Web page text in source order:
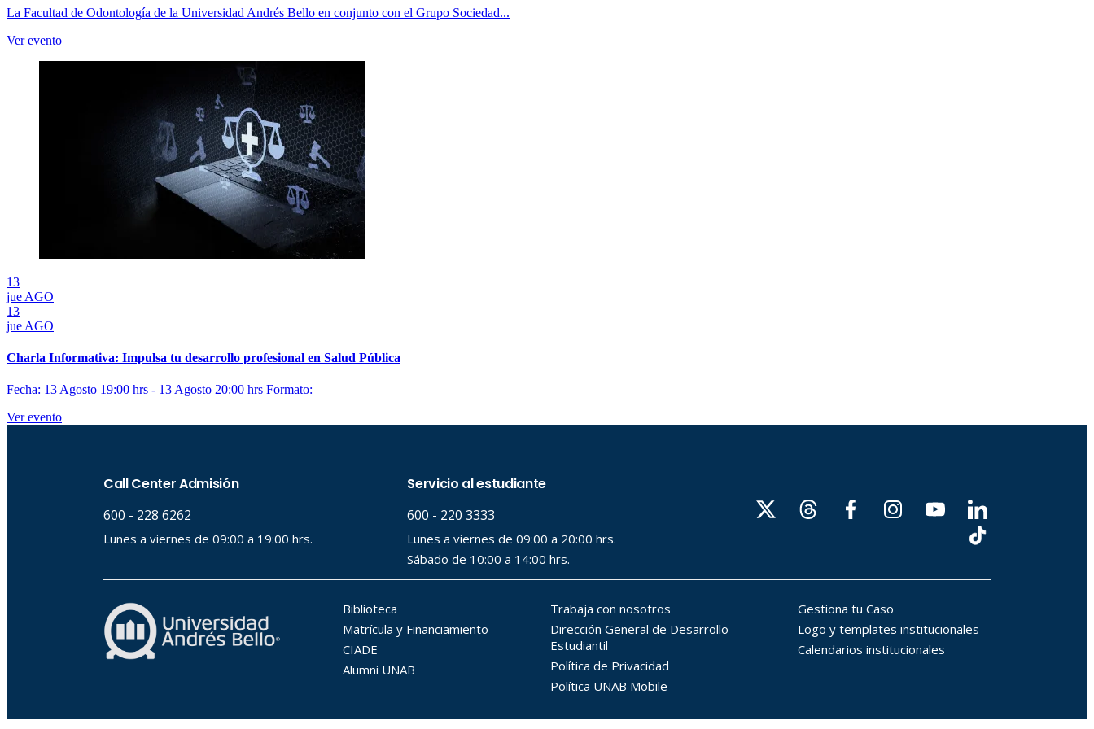
La Facultad de Odontología de la Universidad Andrés Bello en conjunto con el Grupo Sociedad...
Ver evento
13
jue AGO
13
jue AGO
Charla Informativa: Impulsa tu desarrollo profesional en Salud Pública
Fecha: 13 Agosto 19:00 hrs - 13 Agosto 20:00 hrs Formato:
Ver evento